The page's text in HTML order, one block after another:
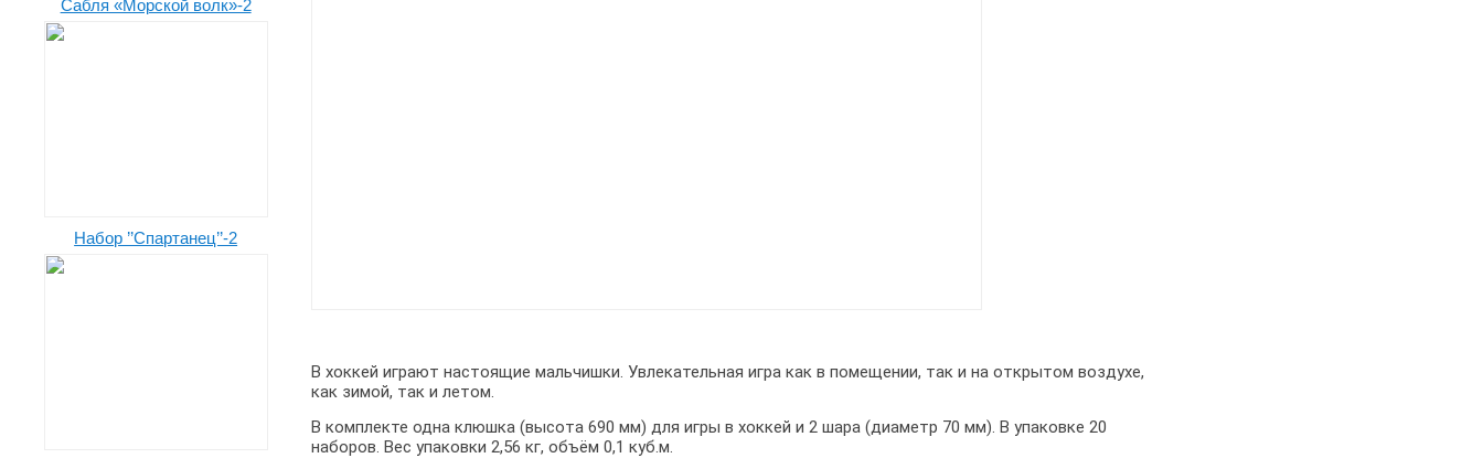
Сабля «Морской волк»-2
Набор ’’Спартанец’’-2
В хоккей играют настоящие мальчишки. Увлекательная игра как в помещении, так и на открытом воздухе,
как зимой, так и летом.
В комплекте одна клюшка (высота 690 мм) для игры в хоккей и 2 шара (диаметр 70 мм). В упаковке 20
наборов. Вес упаковки 2,56 кг, объём 0,1 куб.м.